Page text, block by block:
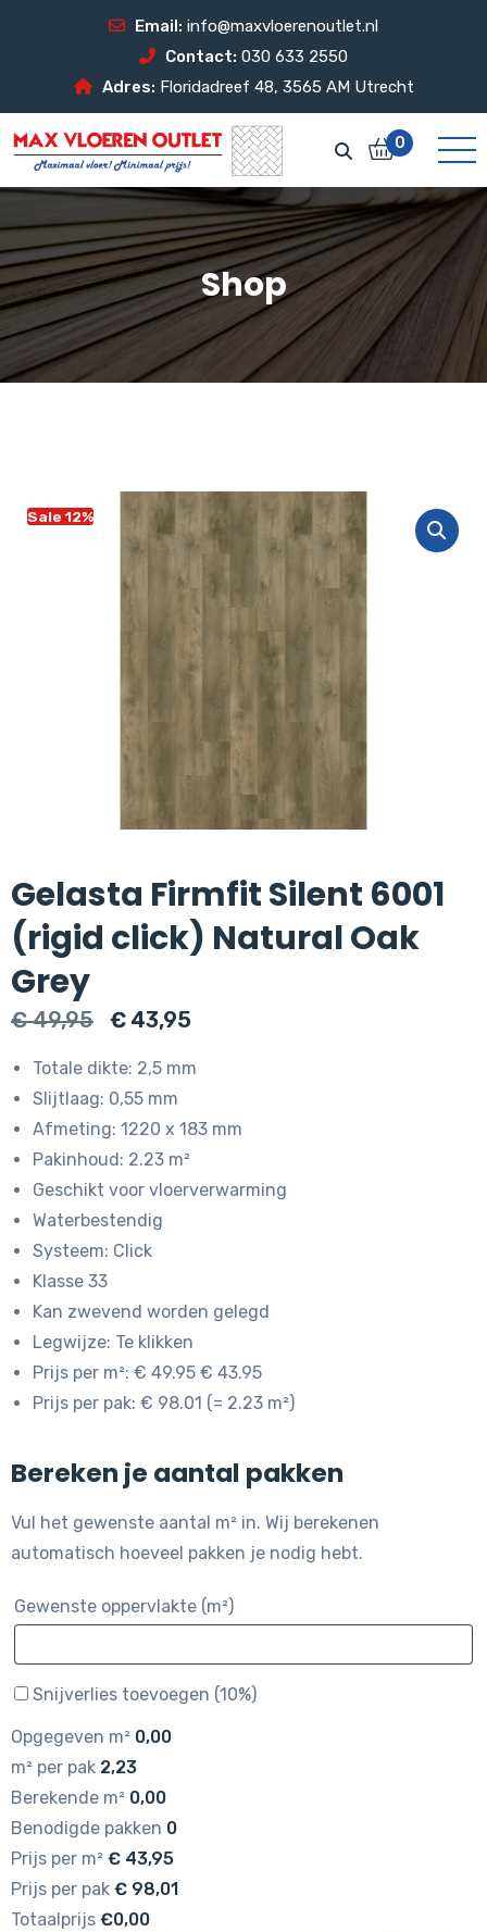
Email: info@maxvloerenoutlet.nl
Contact: 030 633 2550
Adres: Floridadreef 48, 3565 AM Utrecht
0
Shop
Sale 12%
Gelasta Firmfit Silent 6001
(rigid click) Natural Oak
Grey
€49,95
Oorspronkelijke
€ 49,95.
€ 43,95
€ 43,95.
Totale dikte: 2,5 mm
Slijtlaag: 0,55 mm
Afmeting: 1220 x 183 mm
Pakinhoud: 2.23 m²
Geschikt voor vloerverwarming
Waterbestendig
Systeem: Click
Klasse 33
Kan zwevend worden gelegd
Legwijze: Te klikken
Prijs per m²: € 49.95 € 43.95
Prijs per pak: € 98.01 (= 2.23 m²)
Bereken je aantal pakken
Vul het gewenste aantal m² in. Wij berekenen
automatisch hoeveel pakken je nodig hebt.
Gewenste oppervlakte (m²)
Snijverlies toevoegen (10%)
Opgegeven m² 0,00
m² per pak 2,23
Berekende m² 0,00
Benodigde pakken 0
Prijs per m² € 43,95
Prijs per pak € 98,01
Totaalprijs €0,00